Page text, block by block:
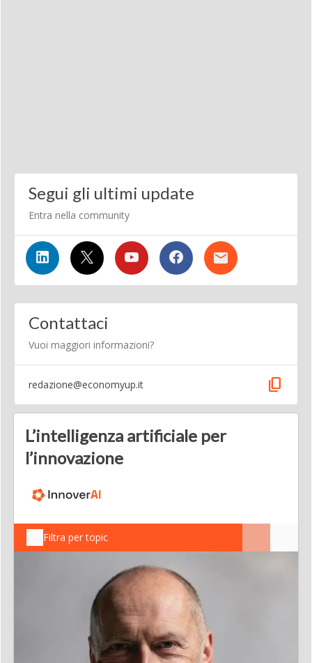
Segui gli ultimi update
Entra nella community
Contattaci
Vuoi maggiori informazioni?
redazione@economyup.it content_copy
L’intelligenza artificiale per
l’innovazione
Filtra per topic